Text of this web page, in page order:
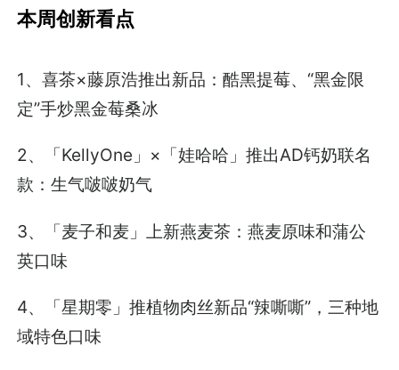
本周创新看点
1、喜茶×藤原浩推出新品：酷黑提莓、“黑金限
定”手炒黑金莓桑冰
2、「KellyOne」×「娃哈哈」推出AD钙奶联名
款：生气啵啵奶气
3、「麦子和麦」上新燕麦茶：燕麦原味和蒲公
英口味
4、「星期零」推植物肉丝新品“辣嘶嘶”，三种地
域特色口味